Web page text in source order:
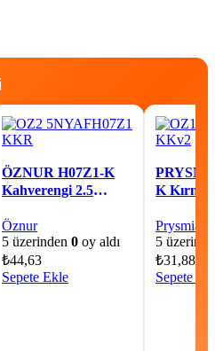
ÖZNUR H07Z1-K
Kahverengi 2.5
Öznur
5 üzerinden0 oy aldı
₺44,63
Sepete Ekle
K
Prysmian
5
₺31,88
Sepete